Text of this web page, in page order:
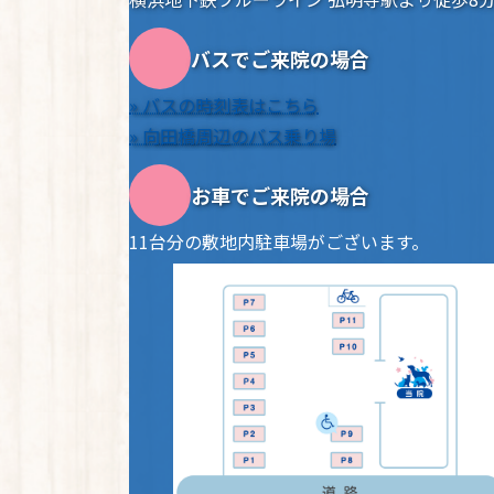
バスでご来院の場合
» バスの時刻表はこちら
» 向田橋周辺のバス乗り場
お車でご来院の場合
11台分の敷地内駐車場がございます。